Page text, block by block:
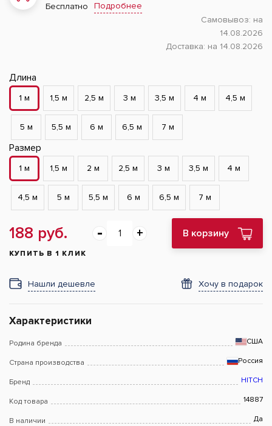
Бесплатно
Подробнее
Самовывоз: на
14.08.2026
Доставка: на 14.08.2026
Длина
1 м 1,5 м 2,5 м 3 м 3,5 м 4 м 4,5 м
5 м 5,5 м 6 м 6,5 м 7 м
Размер
1 м 1,5 м 2 м 2,5 м 3 м 3,5 м 4 м
4,5 м 5 м 5,5 м 6 м 6,5 м 7 м
188 руб. В корзину
КУПИТЬ В 1 КЛИК
Нашли дешевле Хочу в подарок
Характеристики
Родина бренда США
Страна производства Россия
Бренд HITCH
Код товара 14887
В наличии Да